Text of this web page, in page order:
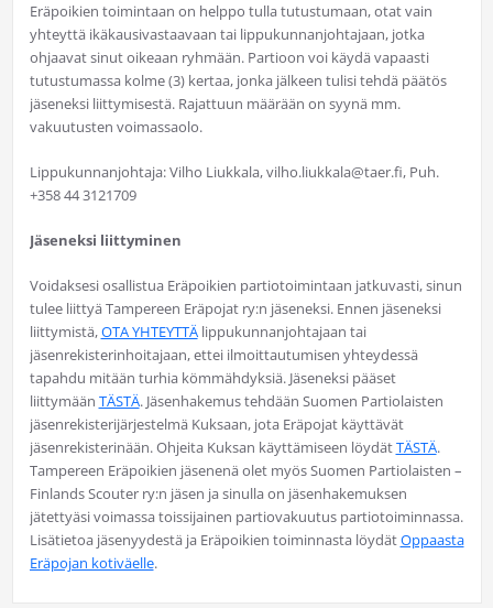
Eräpoikien toimintaan on helppo tulla tutustumaan, otat vain
yhteyttä ikäkausivastaavaan tai lippukunnanjohtajaan, jotka
ohjaavat sinut oikeaan ryhmään. Partioon voi käydä vapaasti
tutustumassa kolme (3) kertaa, jonka jälkeen tulisi tehdä päätös
jäseneksi liittymisestä. Rajattuun määrään on syynä mm.
vakuutusten voimassaolo.
Lippukunnanjohtaja: Vilho Liukkala, vilho.liukkala@taer.fi, Puh.
+358 44 3121709
Jäseneksi liittyminen
Voidaksesi osallistua Eräpoikien partiotoimintaan jatkuvasti, sinun
tulee liittyä Tampereen Eräpojat ry:n jäseneksi. Ennen jäseneksi
liittymistä,OTA YHTEYTTÄlippukunnanjohtajaan tai
jäsenrekisterinhoitajaan, ettei ilmoittautumisen yhteydessä
tapahdu mitään turhia kömmähdyksiä. Jäseneksi pääset
liittymään TÄSTÄ. Jäsenhakemus tehdään Suomen Partiolaisten
jäsenrekisterijärjestelmä Kuksaan, jota Eräpojat käyttävät
jäsenrekisterinään. Ohjeita Kuksan käyttämiseen löydätTÄSTÄ.
Tampereen Eräpoikien jäsenenä olet myös Suomen Partiolaisten –
Finlands Scouter ry:n jäsen ja sinulla on jäsenhakemuksen
jätettyäsi voimassa toissijainen partiovakuutus partiotoiminnassa.
Lisätietoa jäsenyydestä ja Eräpoikien toiminnasta löydätOppaasta
Eräpojan kotiväelle.